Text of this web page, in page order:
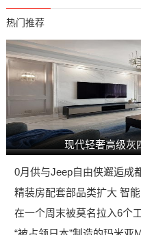
热门推荐
现代轻奢高级灰
0月供与Jeep自由侠邂逅成
精装房配套部品类扩大 智
在一个周末被莫名拉入6个